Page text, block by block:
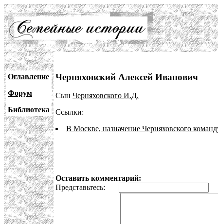
Оглавление
Форум
Библиотека
Черняховский Алексей Иванович
Сын Черняховского И.Д.
Ссылки:
В Москве, назначение Черняховского
Оставить комментарий:
Представьтесь: